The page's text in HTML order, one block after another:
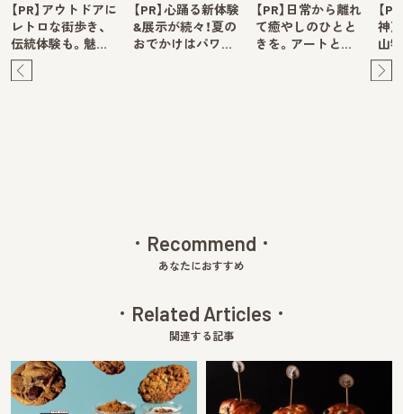
【PR】アウトドアに
レトロな街歩き、
伝統体験も。魅…
【PR】心踊る新体験
&展示が続々！夏の
おでかけはパワ…
【PR】日常から離れ
て癒やしのひとと
きを。アートと…
【
神
山
Recommend
あなたにおすすめ
Related Articles
関連する記事